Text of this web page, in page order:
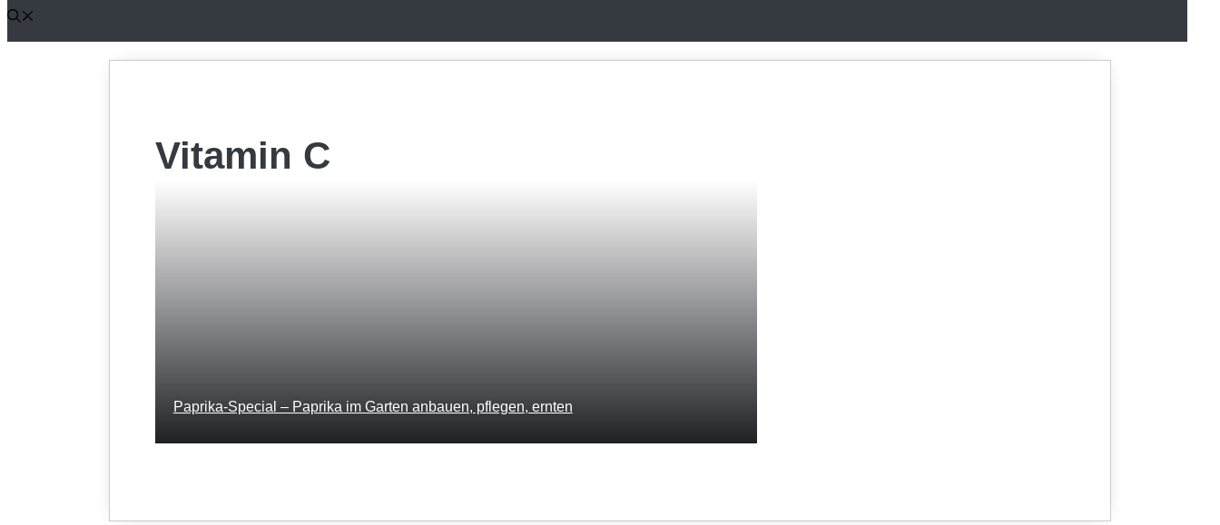
Vitamin C
Paprika-Special – Paprika im Garten anbauen, pflegen, ernten